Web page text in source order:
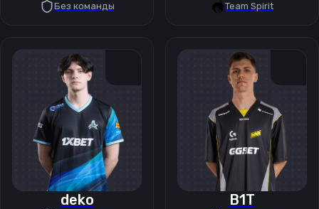
Без команды Team Spirit
deko B1T